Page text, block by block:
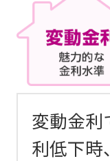
変動金利
利低下時